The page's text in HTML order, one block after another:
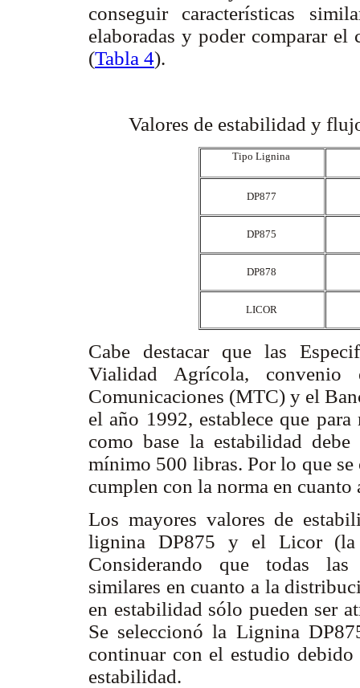
conseguir características
elaboradas y poder comparar
(Tabla 4).
Valores de estabilidad y
Tipo Lignina
DP877
DP875
DP878
LICOR
Cabe destacar que las
Vialidad Agrícola,
Comunicaciones (MTC) y el
el año 1992, establece que
como base la estabilidad
mínimo 500 libras. Por lo que
cumplen con la norma en
Los mayores valores de
lignina DP875 y el Licor (la
Considerando que todas las
similares en cuanto a la
en estabilidad sólo pueden ser
Se seleccionó la Lignina
continuar con el estudio
estabilidad.